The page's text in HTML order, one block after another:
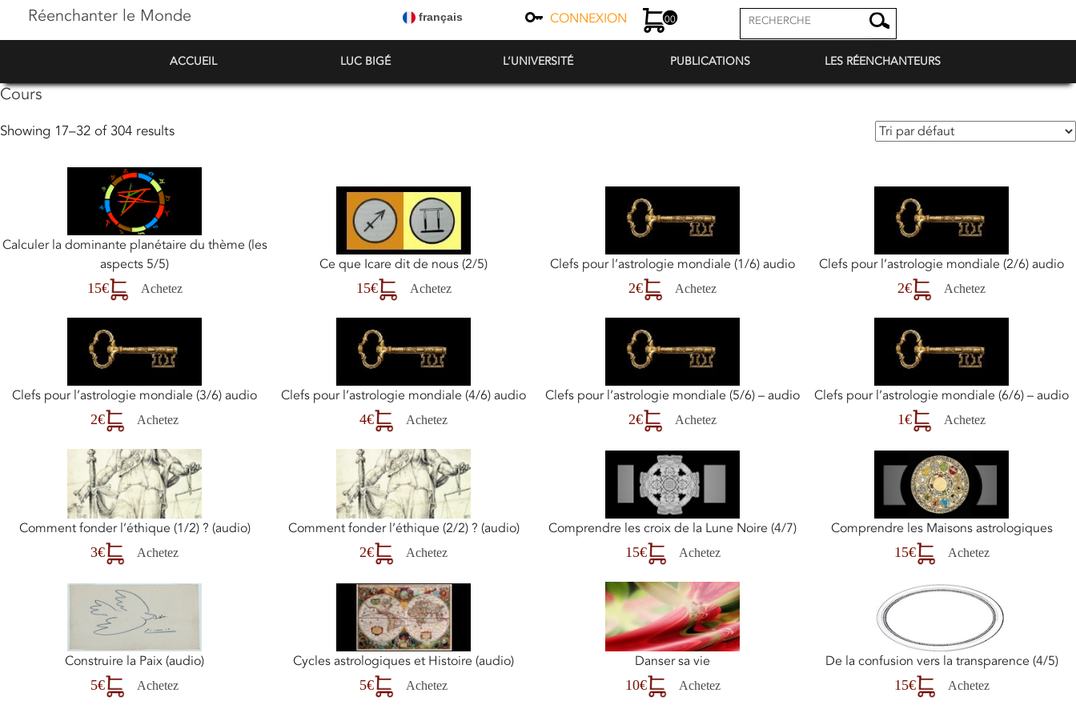
Réenchanter le Monde français CONNEXION 00
ACCUEIL LUC BIGÉ L’UNIVERSITÉ PUBLICATIONS LES RÉENCHANTEURS
Cours
Showing 17–32 of 304 results
Calculer la dominante planétaire du thème (les
aspects 5/5)
15€ Achetez
Ce que Icare dit de nous (2/5)
15€ Achetez
Clefs pour l’astrologie mondiale (1/6) audio
2€ Achetez
Clefs pour l’astrologie mondiale (2/6) audio
2€ Achetez
Clefs pour l’astrologie mondiale (3/6) audio
2€ Achetez
Clefs pour l’astrologie mondiale (4/6) audio
4€ Achetez
Clefs pour l’astrologie mondiale (5/6) – audio
2€ Achetez
Clefs pour l’astrologie mondiale (6/6) – audio
1€ Achetez
Comment fonder l’éthique (1/2) ? (audio)
3€ Achetez
Comment fonder l’éthique (2/2) ? (audio)
2€ Achetez
Comprendre les croix de la Lune Noire (4/7)
15€ Achetez
Comprendre les Maisons astrologiques
15€ Achetez
Construire la Paix (audio)
5€ Achetez
Cycles astrologiques et Histoire (audio)
5€ Achetez
Danser sa vie
10€ Achetez
De la confusion vers la transparence (4/5)
15€ Achetez